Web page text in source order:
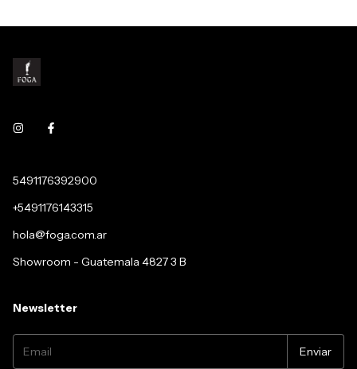
5491176392900
+5491176143315
hola@foga.com.ar
Showroom - Guatemala 4827 3 B
Newsletter